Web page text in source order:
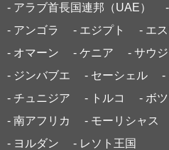
- アラブ首長国連邦（UAE）
- アンゴラ
- エジプト
- エ
- オマーン
- ケニア - サウ
- ジンバブエ
- セーシェル
-
- チュニジア
- トルコ - ボ
- 南アフリカ
- モーリシャス
- ヨルダン
- レソト王国